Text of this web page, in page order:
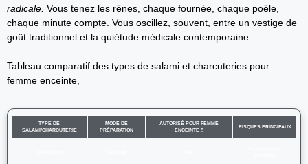
radicale. Vous tenez les rênes, chaque fournée, chaque poêle,
chaque minute compte. Vous oscillez, souvent, entre un vestige de
goût traditionnel et la quiétude médicale contemporaine.
Tableau comparatif des types de salami et charcuteries pour
femme enceinte,
TYPE DE
SALAMI/CHARCUTERIE
MODE DE
PRÉPARATION
AUTORISÉ POUR FEMME
ENCEINTE ?
RISQUES PRINCIPAUX